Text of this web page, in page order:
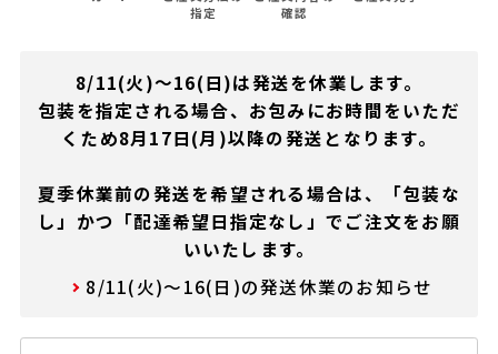
指定
確認
8/11(火)～16(日)は発送を休業します。
包装を指定される場合、お包みにお時間をいただ
くため8月17日(月)以降の発送となります。
夏季休業前の発送を希望される場合は、「包装な
し」かつ「配達希望日指定なし」でご注文をお願
いいたします。
8/11(火)～16(日)の発送休業のお知らせ